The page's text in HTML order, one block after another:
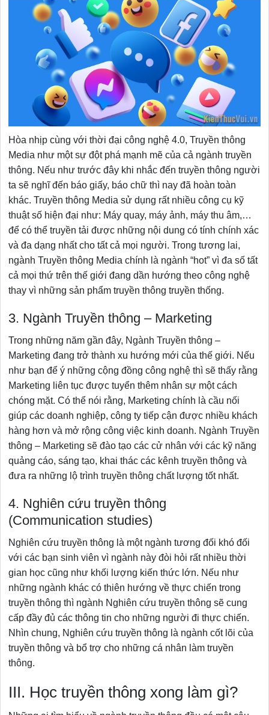
Hòa nhịp cùng với thời đại công nghệ 4.0, Truyền thông
Media như một sự đột phá mạnh mẽ của cả ngành truyền
thông. Nếu như trước đây khi nhắc đến truyền thông người
ta sẽ nghĩ đến báo giấy, báo chữ thì nay đã hoàn toàn
khác. Truyền thông Media sử dụng rất nhiều công cụ kỹ
thuật số hiện đại như: Máy quay, máy ảnh, máy thu âm,…
để có thể truyền tải được những nội dung có tính chính xác
và đa dạng nhất cho tất cả mọi người. Trong tương lai,
ngành Truyền thông Media chính là ngành “hot” vì đa số tất
cả mọi thứ trên thế giới đang dần hướng theo công nghệ
thay vì những sản phẩm truyền thông truyền thống.
3. Ngành Truyền thông – Marketing
Trong những năm gần đây, Ngành Truyền thông –
Marketing đang trở thành xu hướng mới của thế giới. Nếu
như bạn để ý những cộng đồng công nghệ thì sẽ thấy rằng
Marketing liên tục được tuyển thêm nhân sự một cách
chóng mặt. Có thể nói rằng, Marketing chính là cầu nối
giúp các doanh nghiệp, công ty tiếp cận được nhiều khách
hàng hơn và mở rộng công việc kinh doanh. Ngành Truyền
thông – Marketing sẽ đào tạo các cử nhân với các kỹ năng
quảng cáo, sáng tạo, khai thác các kênh truyền thông và
đưa ra những lộ trình truyền thông chất lượng tốt nhất.
4. Nghiên cứu truyền thông
(Communication studies)
Nghiên cứu truyền thông là một ngành tương đối khó đối
với các bạn sinh viên vì ngành này đòi hỏi rất nhiều thời
gian học cũng như khối lượng kiến thức lớn. Nếu như
những ngành khác có thiên hướng về thực chiến trong
truyền thông thì ngành Nghiên cứu truyền thông sẽ cung
cấp đầy đủ các thông tin cho những người đi thực chiến.
Nhìn chung, Nghiên cứu truyền thông là ngành cốt lõi của
truyền thông và bổ trợ cho những cá nhân làm truyền
thông.
III. Học truyền thông xong làm gì?